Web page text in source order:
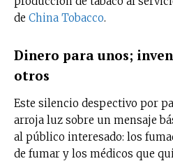
de China Tobacco.
Dinero para unos;
otros
Este silencio despectivo por
arroja luz sobre un mensaje
al público interesado: los
de fumar y los médicos que